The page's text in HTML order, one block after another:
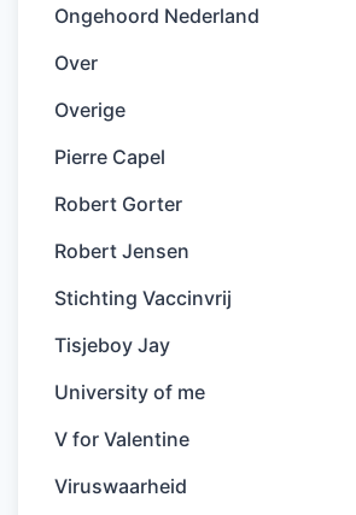
Ongehoord Nederland
Over
Overige
Pierre Capel
Robert Gorter
Robert Jensen
Stichting Vaccinvrij
Tisjeboy Jay
University of me
V for Valentine
Viruswaarheid